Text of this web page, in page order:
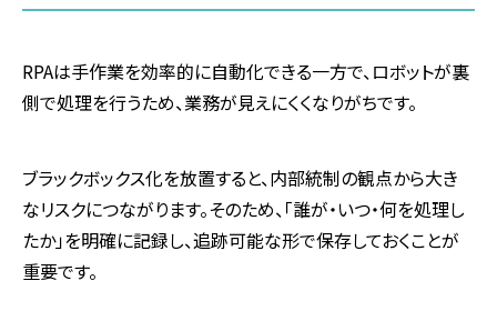
RPAは手作業を効率的に自動化できる一方で、ロボットが裏
側で処理を行うため、業務が見えにくくなりがちです。
ブラックボックス化を放置すると、内部統制の観点から大き
なリスクにつながります。そのため、「誰が・いつ・何を処理し
たか」を明確に記録し、追跡可能な形で保存しておくことが
重要です。